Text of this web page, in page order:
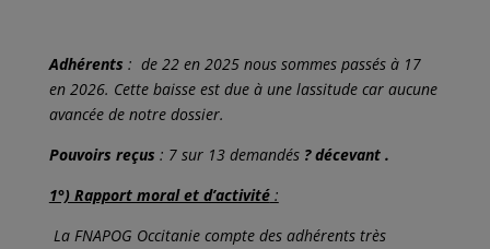
Adhérents : de 22 en 2025 nous sommes passés à 17
en 2026. Cette baisse est due à une lassitude car aucune
avancée de notre dossier.
Pouvoirs reçus : 7 sur 13 demandés ?décevant .
1°) Rapport moral et d’activité:
La FNAPOG Occitanie compte des adhérents très